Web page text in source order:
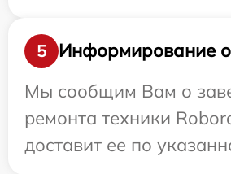
5
Информирование о
Мы сообщим Вам о
ремонта техники
доставит ее по